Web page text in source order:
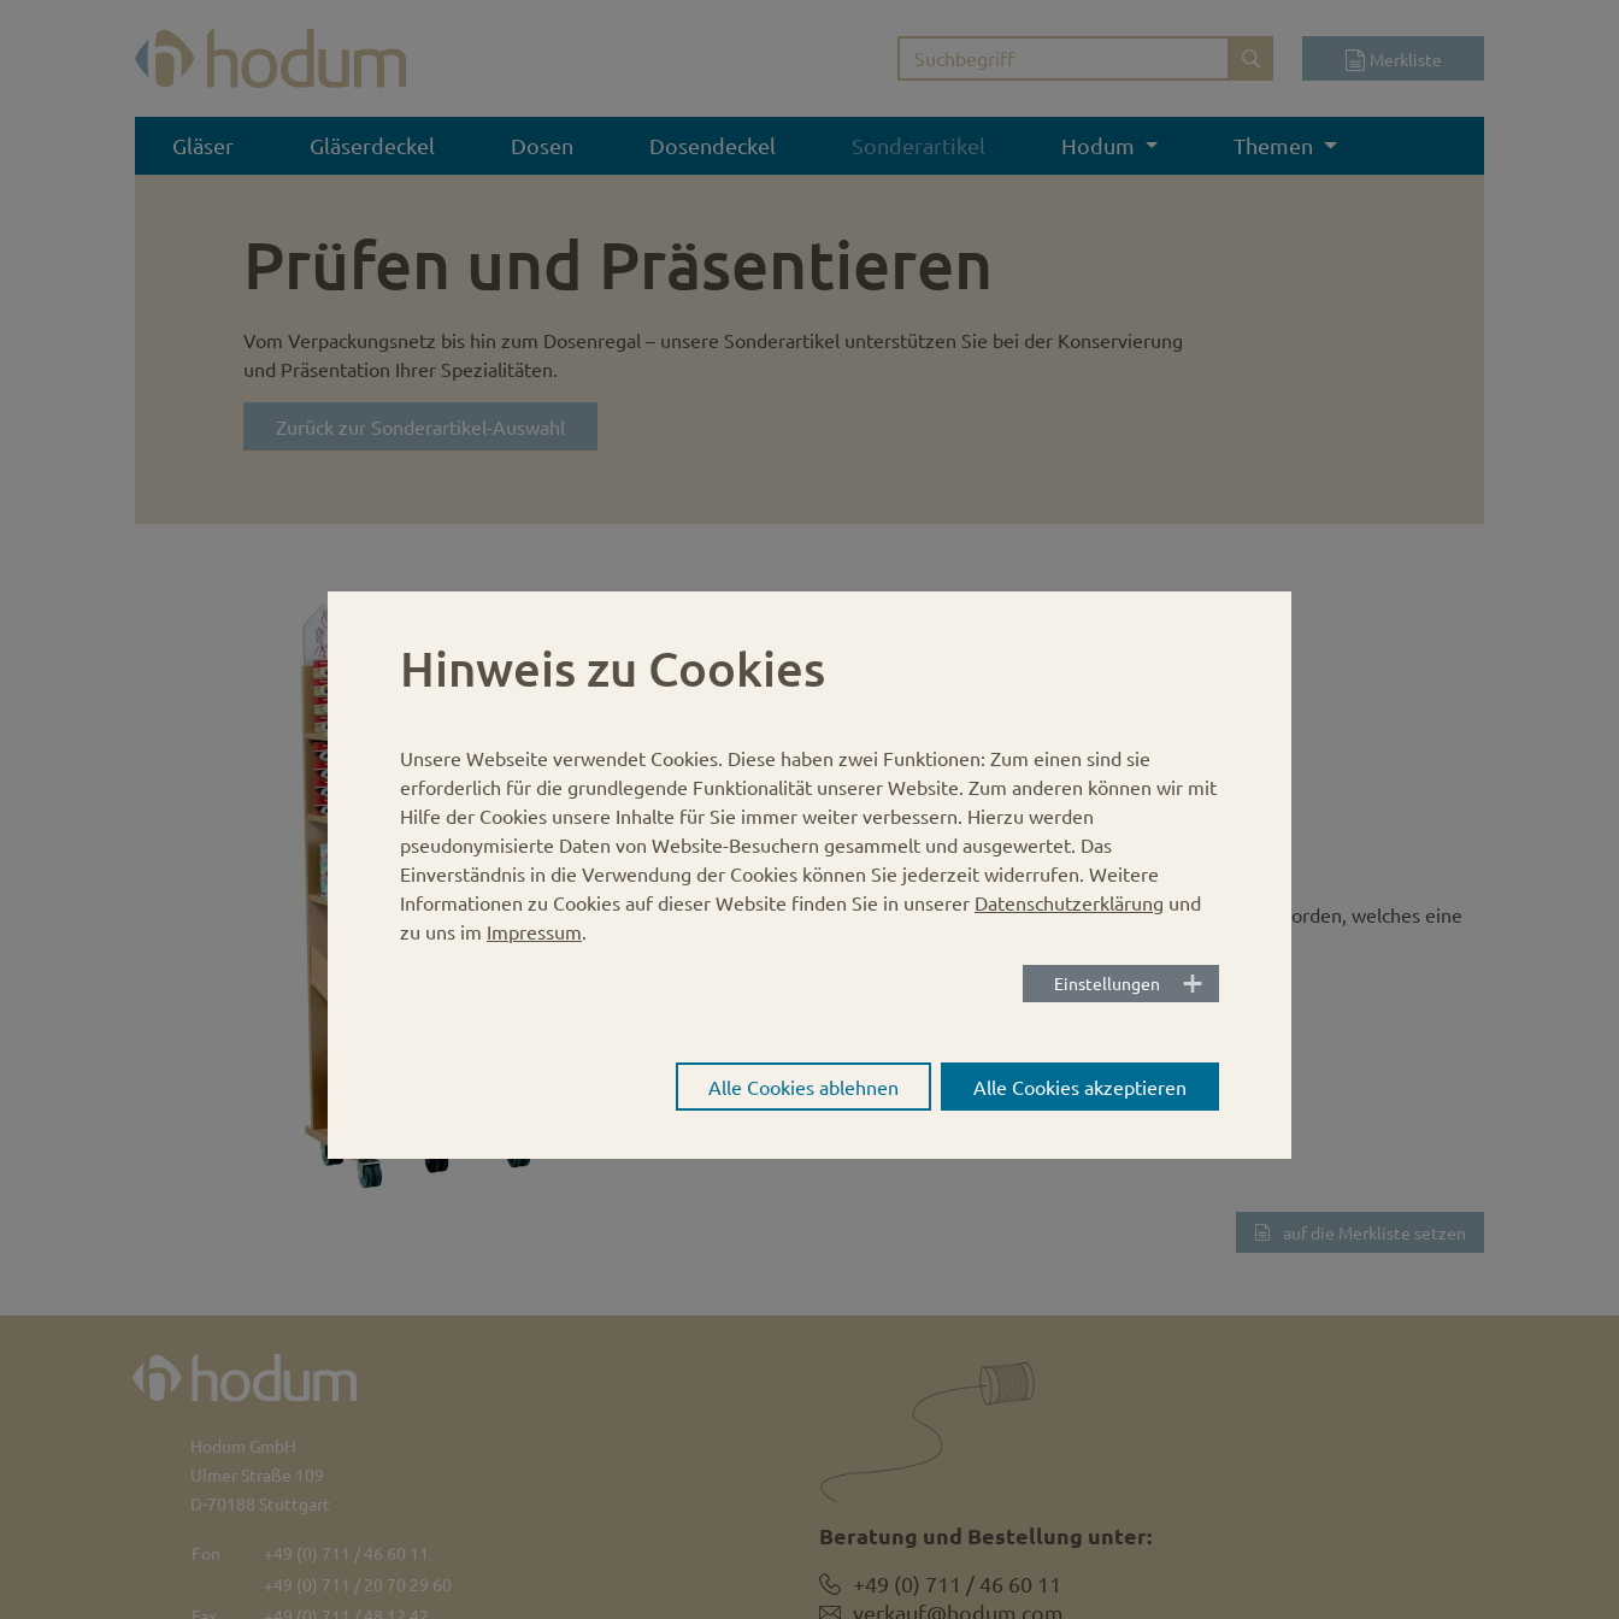
Merkliste
Gläser Gläserdeckel Dosen Dosendeckel Sonderartikel Hodum Themen
Prüfen und Präsentieren
Vom Verpackungsnetz bis hin zum Dosenregal – unsere Sonderartikel unterstützen Sie bei der Konservierung
und Präsentation Ihrer Spezialitäten.
Zurück zur Sonderartikel-Auswahl
Dosenregal für die richtige Werbung
Unser Dosenregal ist speziell für Fertiggerichtsdosen angefertigt worden, welches eine
auf die Merkliste setzen
Hodum GmbH
Ulmer Straße 109
D-70188 Stuttgart
Fon
+49 (0) 711 / 46 60 11
+49 (0) 711 / 20 70 29 60
Beratung und Bestellung unter:
+49 (0) 711 / 46 60 11
verkauf@hodum.com
Hinweis zu Cookies
Unsere Webseite verwendet Cookies. Diese haben zwei Funktionen: Zum einen sind sie
erforderlich für die grundlegende Funktionalität unserer Website. Zum anderen können wir mit
Hilfe der Cookies unsere Inhalte für Sie immer weiter verbessern. Hierzu werden
pseudonymisierte Daten von Website-Besuchern gesammelt und ausgewertet. Das
Einverständnis in die Verwendung der Cookies können Sie jederzeit widerrufen. Weitere
Informationen zu Cookies auf dieser Website finden Sie in unserer Datenschutzerklärung und
zu uns im Impressum.
Einstellungen
Alle Cookies ablehnen Alle Cookies akzeptieren